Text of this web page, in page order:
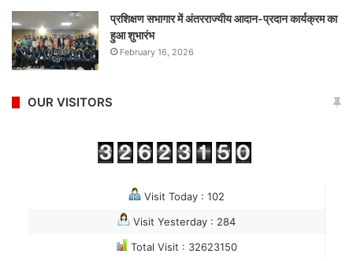
प्रशिक्षण सभागार में अंतरराज्यीय आदान-प्रदान कार्यक्रम का
हुआ शुभारंभ
February 16, 2026
OUR VISITORS
Visit Today : 102
Visit Yesterday : 284
Total Visit : 32623150